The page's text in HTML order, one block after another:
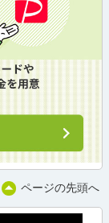
ページの先頭へ